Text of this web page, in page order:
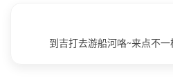
到吉打去游船河咯~来点不一